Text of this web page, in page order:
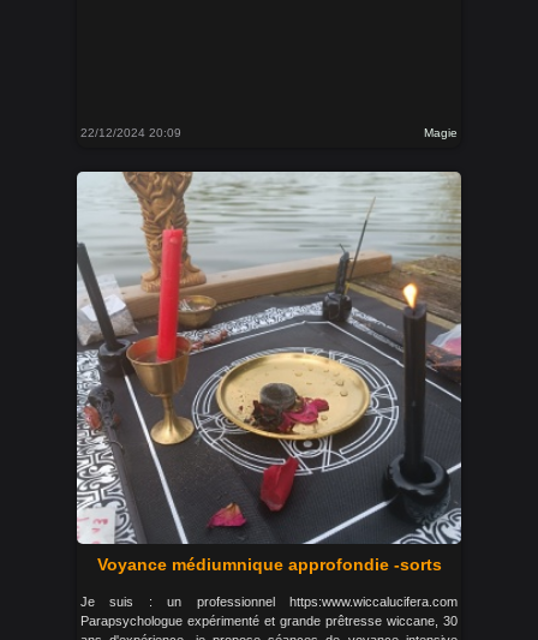
22/12/2024 20:09 Magie
Voyance médiumnique approfondie -sorts
Je suis : un professionnel https:www.wiccalucifera.com
Parapsychologue expérimenté et grande prêtresse wiccane, 30